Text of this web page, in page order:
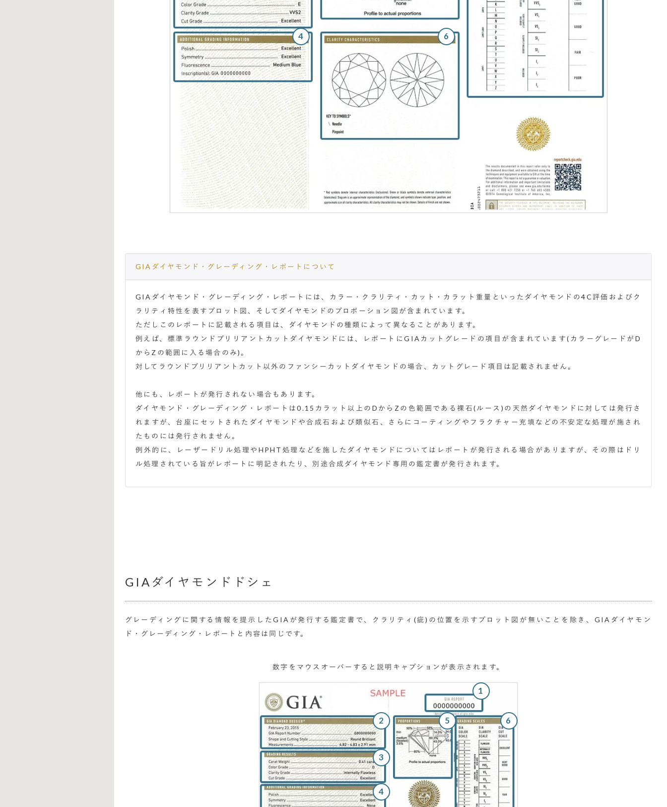
4 6
GIAダイヤモンド・グレーディング・レポートについて
GIAダイヤモンド・グレーディング・レポートには、カラー・クラリティ・カット・カラット重量といったダイヤモンドの4C評価およびク
ラリティ特性を表すプロット図、そしてダイヤモンドのプロポーション図が含まれています。
ただしこのレポートに記載される項目は、ダイヤモンドの種類によって異なることがあります。
例えば、標準ラウンドブリリアントカットダイヤモンドには、レポートにGIAカットグレードの項目が含まれています(カラーグレードがD
からZの範囲に入る場合のみ)。
対してラウンドブリリアントカット以外のファンシーカットダイヤモンドの場合、カットグレード項目は記載されません。
他にも、レポートが発行されない場合もあります。
ダイヤモンド・グレーディング・レポートは0.15カラット以上のDからZの色範囲である裸石(ルース)の天然ダイヤモンドに対しては発行さ
れますが、台座にセットされたダイヤモンドや合成石および類似石、さらにコーティングやフラクチャー充填などの不安定な処理が施され
たものには発行されません。
例外的に、レーザードリル処理やHPHT処理などを施したダイヤモンドについてはレポートが発行される場合がありますが、その際はドリ
ル処理されている旨がレポートに明記されたり、別途合成ダイヤモンド専用の鑑定書が発行されます。
GIAダイヤモンドドシェ
グレーディングに関する情報を提示したGIAが発行する鑑定書で、クラリティ(疵)の位置を示すプロット図が無いことを除き、GIAダイヤモン
ド・グレーディング・レポートと内容は同じです。
1
2
3
4
5 6
数字をマウスオーバーすると説明キャプションが表示されます。